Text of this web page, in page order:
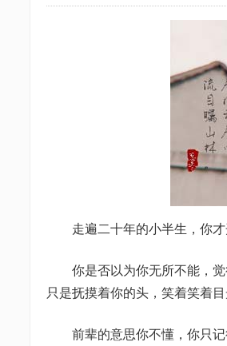
走遍二十年的小半生，你才
你是否以为你无所不能，觉
只是抚摸着你的头，笑着笑着目
前辈的意思你不懂，你只记